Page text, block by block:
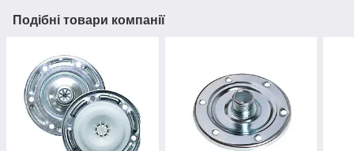
Подібні товари компанії